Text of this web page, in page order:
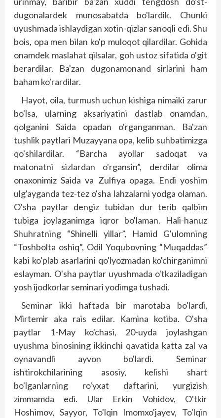
dugonalardek munosabatda bo'lardik. Chunki
uyushmada ishlaydigan xotin-qizlar sanoqli edi. Shu
bois, opa men bilan ko'p muloqot qilardilar. Gohida
onamdek maslahat qilsalar, goh ustoz sifatida o'git
berardilar. Ba'zan dugonamonand sirlarini ham
baham ko'rardilar.
Hayot, oila, turmush uchun kishiga nimaiki zarur
bo'lsa, ularning aksariyatini dastlab onamdan,
qolganini Sai­da opadan o'rganganman. Ba'zan
tushlik paytlari Muzayyana opa, kelib suhbatimizga
qo'shilardilar. “Barcha ayollar sadoqat va
matonatni sizlardan o'rgansin”, derdilar olima
onaxonimiz Saida va Zulfiya opaga. Endi yoshim
ulg'ayganda tez-tez o'sha lahzalarni yodga olaman.
O'sha paytlar dengiz tubidan dur terib qalbim
tubiga joylaganimga iqror bo'laman. Hali-hanuz
Shuhratning “Shinelli yillar”, Hamid G'ulomning
“Toshbolta oshiq”, Odil Yoqubovning “Muqaddas”
kabi ko'plab asarlarini qo'lyozmadan ko'chirganimni
eslayman. O'sha paytlar uyushmada o'tkaziladigan
yosh ijodkorlar seminari yodimga tushadi.
Seminar ikki haftada bir marotaba bo'lardi,
Mirtemir aka rais edilar. Kamina kotiba. O'sha
paytlar 1-May ko'chasi, 20-uyda joylashgan
uyushma binosining ikkinchi qavatida katta zal va
oynavandli ayvon bo'lardi. Seminar
ishtirokchilarining asosiy, kelishi shart
bo'lganlarning ro'yxat daftarini, yurgizish
zimmamda edi. Ular Erkin Vohidov, O'tkir
Hoshimov, Sayyor, To'lqin Imomxo'jayev, To'lqin